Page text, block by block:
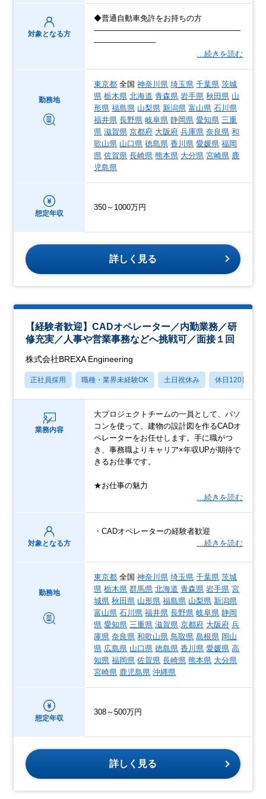
対象となる方
◆普通自動車免許をお持ちの方
―――――――――――――――――――
――――――――
…続きを読む
勤務地
東京都 全国神奈川県 埼玉県 千葉県 茨城
県 栃木県 北海道 青森県 岩手県 秋田県 山
形県 福島県 山梨県 新潟県 富山県 石川県
福井県 長野県 岐阜県 静岡県 愛知県 三重
県 滋賀県 京都府 大阪府 兵庫県 奈良県 和
歌山県 山口県 徳島県 香川県 愛媛県 福岡
県 佐賀県 長崎県 熊本県 大分県 宮崎県 鹿
児島県
想定年収
350～1000万円
詳しく見る
【経験者歓迎】CADオペレーター／内勤業務／研
修充実／人事や営業事務などへ挑戦可／面接１回
株式会社BREXA Engineering
正社員採用 職種・業界未経験OK 土日祝休み 休日120日以上
業務内容
大プロジェクトチームの一員として、パソ
コンを使って、建物の設計図を作るCADオ
ペレーターをお任せします。手に職がつ
き、事務職よりキャリア×年収UPが期待で
きるお仕事です。
★お仕事の魅力
…続きを読む
対象となる方
・CADオペレーターの経験者歓迎
…続きを読む
勤務地
東京都 全国神奈川県 埼玉県 千葉県 茨城
県 栃木県 群馬県 北海道 青森県 岩手県 宮
城県 秋田県 山形県 福島県 山梨県 新潟県
富山県 石川県 福井県 長野県 岐阜県 静岡
県 愛知県 三重県 滋賀県 京都府 大阪府 兵
庫県 奈良県 和歌山県 鳥取県 島根県 岡山
県 広島県 山口県 徳島県 香川県 愛媛県 高
知県 福岡県 佐賀県 長崎県 熊本県 大分県
宮崎県 鹿児島県 沖縄県
想定年収
308～500万円
詳しく見る